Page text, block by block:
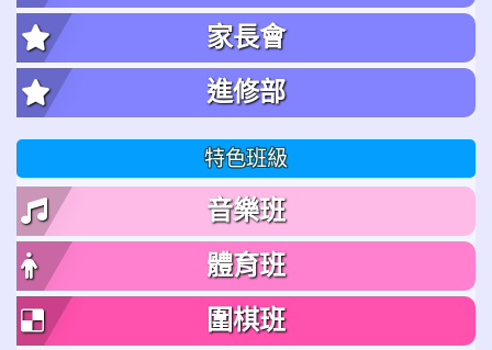
家長會
進修部
特色班級
音樂班
體育班
圍棋班